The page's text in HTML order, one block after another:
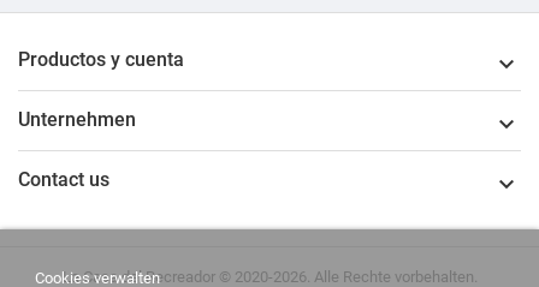
Productos y cuenta 
Unternehmen 
Contact us 
Cookies verwalten
La Casa del Recreador © 2020-2026. Alle Rechte vorbehalten.